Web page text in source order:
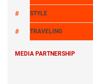
STYLE
TRAVELING
MEDIA PARTNERSHIP